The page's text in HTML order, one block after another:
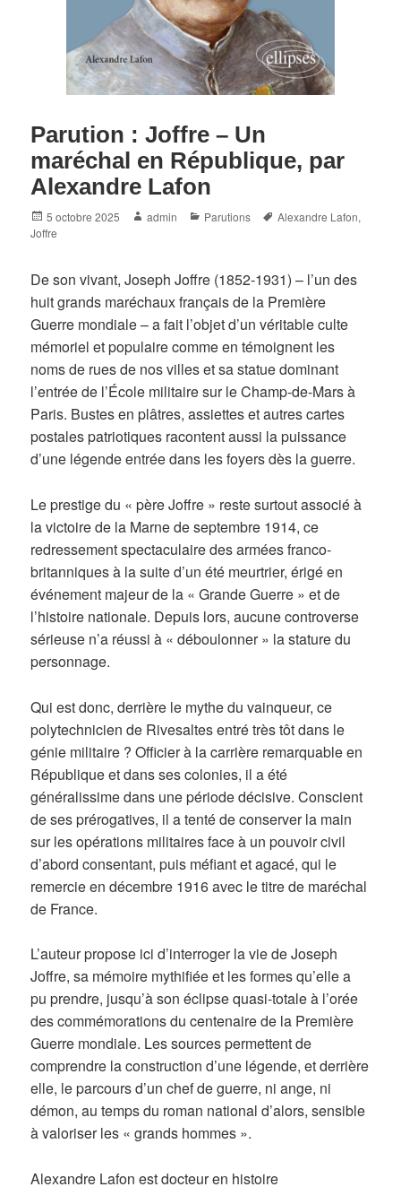
Parution : Joffre – Un
maréchal en République, par
Alexandre Lafon
Posted
on
5 octobre 2025 Author
admin Categories
Parutions Tags
Alexandre Lafon,
Joffre
De son vivant, Joseph Joffre (1852-1931) – l’un des
huit grands maréchaux français de la Première
Guerre mondiale – a fait l’objet d’un véritable culte
mémoriel et populaire comme en témoignent les
noms de rues de nos villes et sa statue dominant
l’entrée de l’École militaire sur le Champ-de-Mars à
Paris. Bustes en plâtres, assiettes et autres cartes
postales patriotiques racontent aussi la puissance
d’une légende entrée dans les foyers dès la guerre.
Le prestige du « père Joffre » reste surtout associé à
la victoire de la Marne de septembre 1914, ce
redressement spectaculaire des armées franco-
britanniques à la suite d’un été meurtrier, érigé en
événement majeur de la « Grande Guerre » et de
l’histoire nationale. Depuis lors, aucune controverse
sérieuse n’a réussi à « déboulonner » la stature du
personnage.
Qui est donc, derrière le mythe du vainqueur, ce
polytechnicien de Rivesaltes entré très tôt dans le
génie militaire ? Officier à la carrière remarquable en
République et dans ses colonies, il a été
généralissime dans une période décisive. Conscient
de ses prérogatives, il a tenté de conserver la main
sur les opérations militaires face à un pouvoir civil
d’abord consentant, puis méfiant et agacé, qui le
remercie en décembre 1916 avec le titre de maréchal
de France.
L’auteur propose ici d’interroger la vie de Joseph
Joffre, sa mémoire mythifiée et les formes qu’elle a
pu prendre, jusqu’à son éclipse quasi-totale à l’orée
des commémorations du centenaire de la Première
Guerre mondiale. Les sources permettent de
comprendre la construction d’une légende, et derrière
elle, le parcours d’un chef de guerre, ni ange, ni
démon, au temps du roman national d’alors, sensible
à valoriser les « grands hommes ».
Alexandre Lafon est docteur en histoire